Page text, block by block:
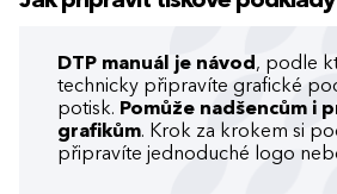
DTP manuál je návod , podle
technicky připravíte grafické
potisk. Pomůže nadšencům i
grafikům. Krok za krokem si
připravíte jednoduché logo